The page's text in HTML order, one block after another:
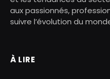
aux passionnés,
suivre l’évolution du
À LIRE